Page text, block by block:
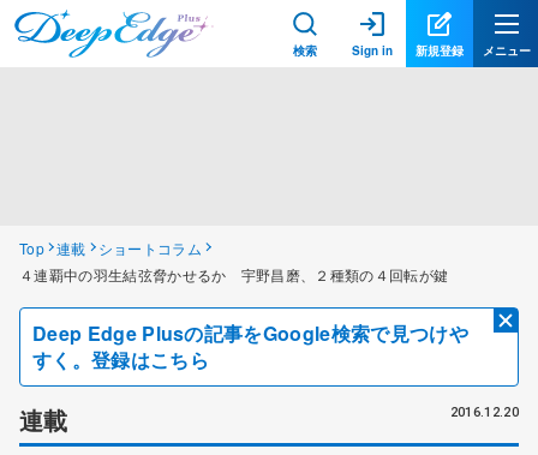
検索 Sign in 新規登録 メニュー
Top 連載
ショートコラム
４連覇中の羽生結弦脅かせるか 宇野昌磨、２種類の４回転が鍵
Deep Edge Plusの記事をGoogle検索で見つけや
すく。登録はこちら
連載 2016.12.20